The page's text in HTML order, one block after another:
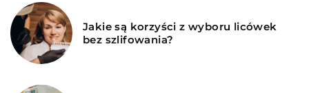
Jakie są korzyści z wyboru licówek
bez szlifowania?